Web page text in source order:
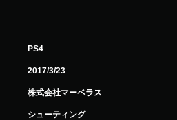
PS4
2017/3/23
株式会社マーベラス
シューティング